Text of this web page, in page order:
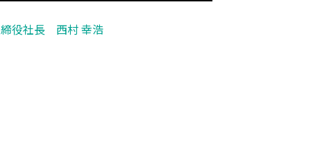
締役社長 西村 幸浩